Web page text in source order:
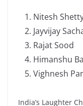
Nitesh
Jayvijay
Rajat Sood
Himanshu
Vighnesh
India’s Laughter